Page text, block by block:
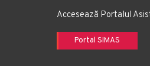
Accesează Portalul
Portal SIMAS